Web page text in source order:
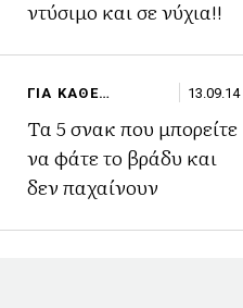
ντύσιμο και σε νύχια!!
ΓΙΑ ΚΑΘΕ
13.09.14
Τα 5 σνακ που μπορείτε
να φάτε το βράδυ και
δεν παχαίνουν